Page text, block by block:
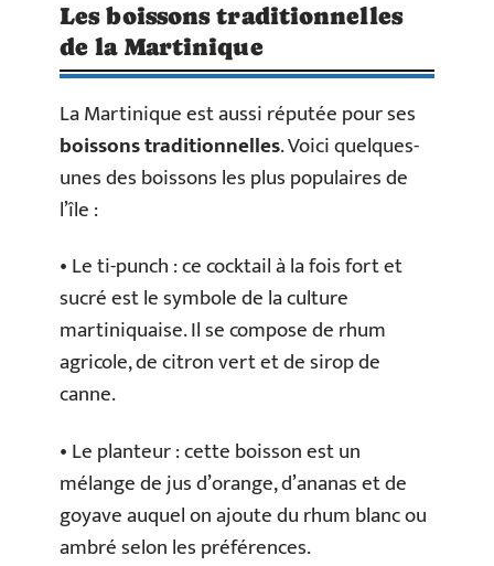
Les boissons traditionnelles
de la Martinique
La Martinique est aussi réputée pour ses
boissons traditionnelles. Voici quelques-
unes des boissons les plus populaires de
l’île :
• Le ti-punch : ce cocktail à la fois fort et
sucré est le symbole de la culture
martiniquaise. Il se compose de rhum
agricole, de citron vert et de sirop de
canne.
• Le planteur : cette boisson est un
mélange de jus d’orange, d’ananas et de
goyave auquel on ajoute du rhum blanc ou
ambré selon les préférences.